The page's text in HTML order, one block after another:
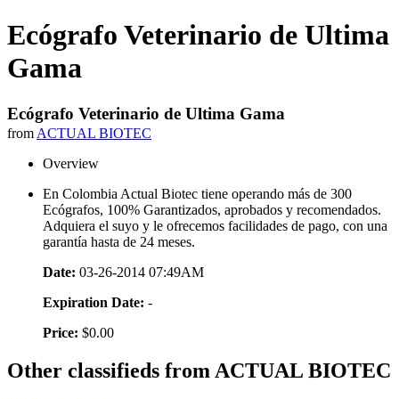
Ecógrafo Veterinario de Ultima
Gama
Ecógrafo Veterinario de Ultima Gama
from ACTUAL BIOTEC
Overview
En Colombia Actual Biotec tiene operando más de 300
Ecógrafos, 100% Garantizados, aprobados y recomendados.
Adquiera el suyo y le ofrecemos facilidades de pago, con una
garantía hasta de 24 meses.
Date: 03-26-2014 07:49AM
Expiration Date: -
Price: $0.00
Other classifieds from ACTUAL BIOTEC